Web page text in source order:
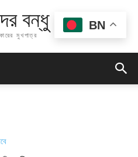
বন্ধু
মুখপাত্র
BN